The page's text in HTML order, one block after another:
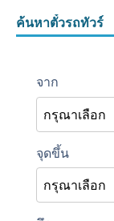
ค้นหาตั๋วรถทัวร์